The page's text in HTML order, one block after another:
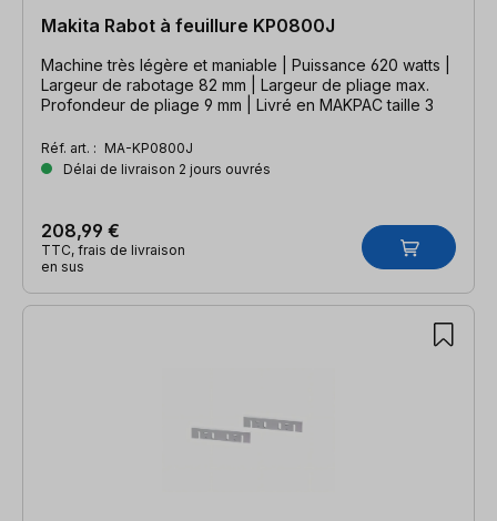
Makita Rabot à feuillure KP0800J
Machine très légère et maniable | Puissance 620 watts |
Largeur de rabotage 82 mm | Largeur de pliage max.
Profondeur de pliage 9 mm | Livré en MAKPAC taille 3
Réf. art. : MA-KP0800J
Délai de livraison 2 jours ouvrés
208,99 €
TTC, frais de livraison
en sus